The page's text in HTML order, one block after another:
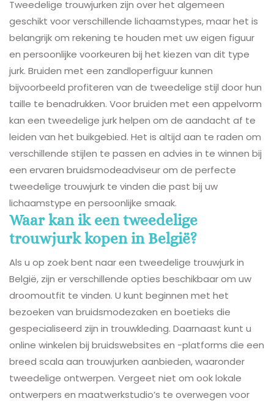
Tweedelige trouwjurken zijn over het algemeen
geschikt voor verschillende lichaamstypes, maar het is
belangrijk om rekening te houden met uw eigen figuur
en persoonlijke voorkeuren bij het kiezen van dit type
jurk. Bruiden met een zandloperfiguur kunnen
bijvoorbeeld profiteren van de tweedelige stijl door hun
taille te benadrukken. Voor bruiden met een appelvorm
kan een tweedelige jurk helpen om de aandacht af te
leiden van het buikgebied. Het is altijd aan te raden om
verschillende stijlen te passen en advies in te winnen bij
een ervaren bruidsmodeadviseur om de perfecte
tweedelige trouwjurk te vinden die past bij uw
lichaamstype en persoonlijke smaak.
Waar kan ik een tweedelige
trouwjurk kopen in België?
Als u op zoek bent naar een tweedelige trouwjurk in
België, zijn er verschillende opties beschikbaar om uw
droomoutfit te vinden. U kunt beginnen met het
bezoeken van bruidsmodezaken en boetieks die
gespecialiseerd zijn in trouwkleding. Daarnaast kunt u
online winkelen bij bruidswebsites en -platforms die een
breed scala aan trouwjurken aanbieden, waaronder
tweedelige ontwerpen. Vergeet niet om ook lokale
ontwerpers en maatwerkstudio’s te overwegen voor